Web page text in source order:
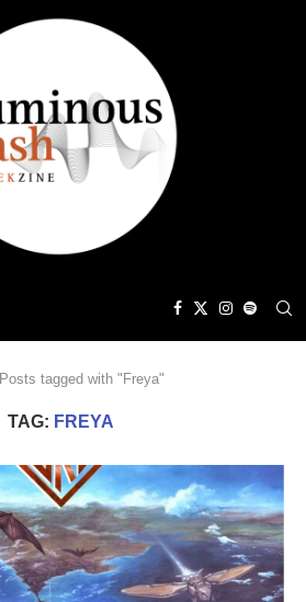
Posts tagged with "Freya"
TAG: FREYA